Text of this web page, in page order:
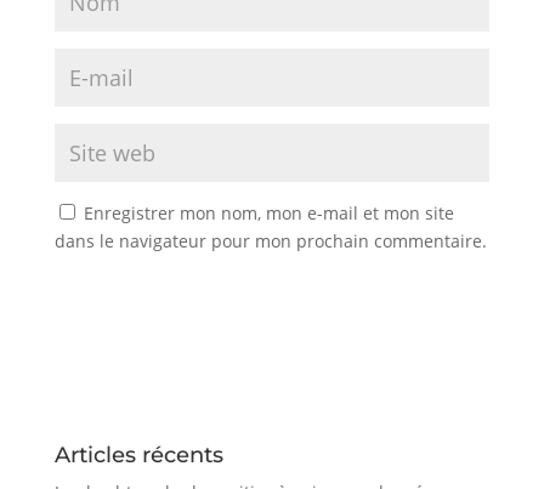
Enregistrer mon nom, mon e-mail et mon site
dans le navigateur pour mon prochain commentaire.
Articles récents